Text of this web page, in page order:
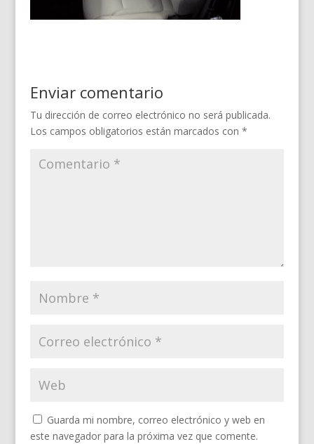
Enviar comentario
Tu dirección de correo electrónico no será publicada.
Los campos obligatorios están marcados con *
Guarda mi nombre, correo electrónico y web en
este navegador para la próxima vez que comente.